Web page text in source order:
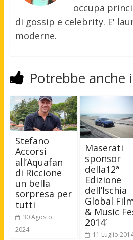
occupa
di gossip e celebrity. E'
moderne.
Potrebbe anche
Stefano
Accorsi
all’Aquafan
di Riccione
un bella
sorpresa per
tutti
30 Agosto
2024
Maserati
sponsor
della12ª
Edizione
dell’Ischia
Global
& Music
2014’
11 Luglio